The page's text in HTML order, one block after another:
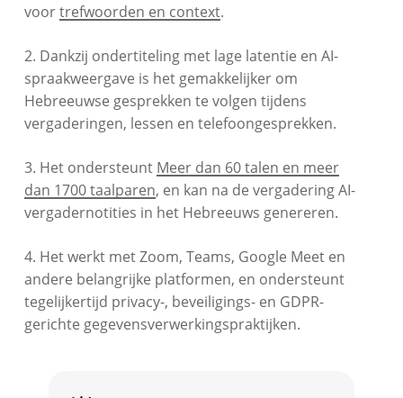
voortrefwoorden en context.
2. Dankzij ondertiteling met lage latentie en AI-
spraakweergave is het gemakkelijker om
Hebreeuwse gesprekken te volgen tijdens
vergaderingen, lessen en telefoongesprekken.
3. Het ondersteunt Meer dan 60 talen en meer
dan 1700 taalparen, en kan na de vergadering AI-
vergadernotities in het Hebreeuws genereren.
4. Het werkt met Zoom, Teams, Google Meet en
andere belangrijke platformen, en ondersteunt
tegelijkertijd privacy-, beveiligings- en GDPR-
gerichte gegevensverwerkingspraktijken.